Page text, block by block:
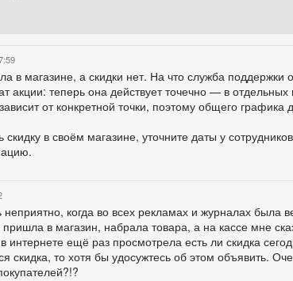
в магазине, а скидки нет. На что служба поддержки
теперь она действует точечно — в отдельных
от конкретной точки, поэтому общего графика
скидку в своём магазине, уточните даты у
когда во всех рекламах и журналах была
в магазин, набрала товара, а на кассе мне
интернете ещё раз просмотрела есть ли скидка
скидка, то хотя бы удосужтесь об этом объявить.